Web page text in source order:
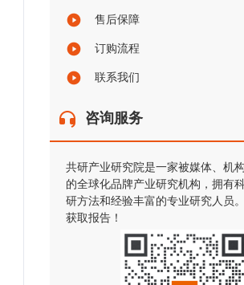
售后保障
订购流程
联系我们
咨询服务
共研产业研究院是一家被媒体、机
的全球化品牌产业研究机构，拥有
研方法和经验丰富的专业研究人员
获取报告！